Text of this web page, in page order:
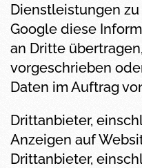
Dienstleistungen
Google diese
an Dritte
vorgeschrieben
Daten im Auftrag
Drittanbieter,
Anzeigen auf
Drittanbieter,